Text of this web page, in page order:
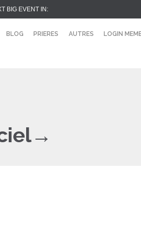
BIG EVENT IN:
BLOG PRIERES AUTRES LOGIN